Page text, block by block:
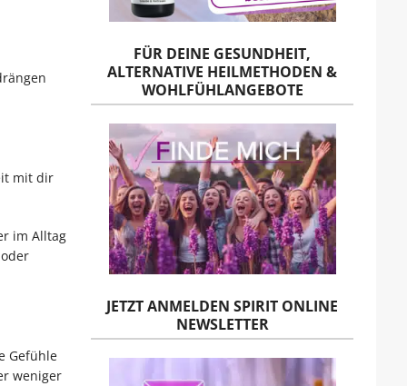
mit dir
im Alltag
Gefühle
weniger
FÜR DEINE GESUNDHEIT,
ALTERNATIVE HEILMETHODEN &
WOHLFÜHLANGEBOTE
JETZT ANMELDEN SPIRIT ONLINE
NEWSLETTER